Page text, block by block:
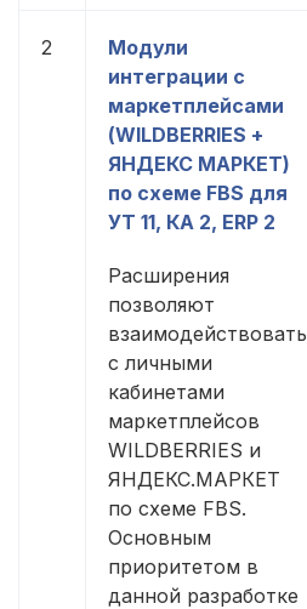
2
Модули
интеграции с
маркетплейсами
(WILDBERRIES +
ЯНДЕКС МАРКЕТ)
по схеме FBS для
УТ 11, КА 2, ERP 2
Расширения
позволяют
взаимодействовать
с личными
кабинетами
маркетплейсов
WILDBERRIES и
ЯНДЕКС.МАРКЕТ
по схеме FBS.
Основным
приоритетом в
данной разработке